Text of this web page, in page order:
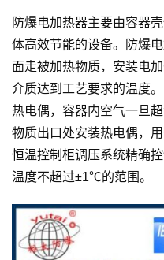
防爆电加热器主要由容器
体高效节能的设备。防爆
面走被加热物质，安装电
介质达到工艺要求的温度
热电偶，容器内空气一旦
物质出口处安装热电偶，
恒温控制柜调压系统精确
温度不超过±1℃的范围。